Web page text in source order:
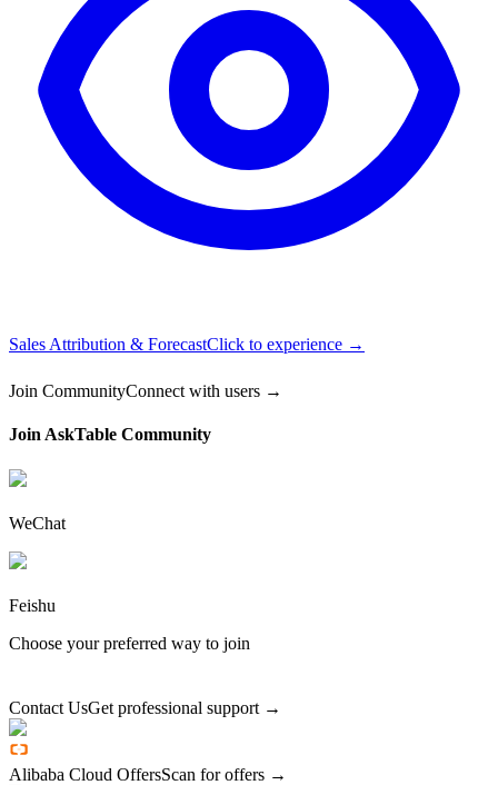
Sales Attribution & ForecastClick to experience →
Join CommunityConnect with users →
Join AskTable Community
WeChat
Feishu
Choose your preferred way to join
Contact UsGet professional support →
Alibaba Cloud OffersScan for offers →